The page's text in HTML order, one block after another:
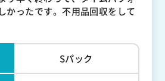
かったです。不用品回収をして
Sパック